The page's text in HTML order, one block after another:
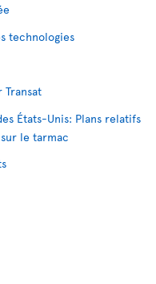
technologies
États-Unis: Plans relatifs
le tarmac